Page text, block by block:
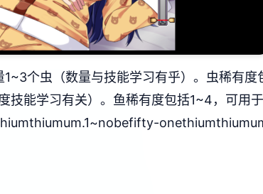
个虫（数量与技能学习有乎）。虫稀有度
能学习有关）。鱼稀有度包括1~4，可用于